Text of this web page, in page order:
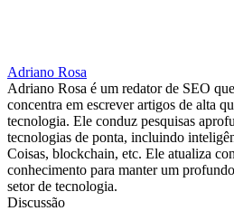
Adriano Rosa
Adriano Rosa é um redator de SEO
concentra em escrever artigos de alta
tecnologia. Ele conduz pesquisas
tecnologias de ponta, incluindo
Coisas, blockchain, etc. Ele atualiza
conhecimento para manter um
setor de tecnologia.
Discussão